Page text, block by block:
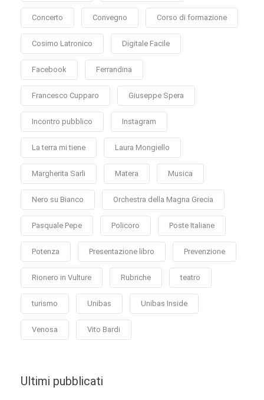
Concerto Convegno Corso di formazione
Cosimo Latronico Digitale Facile
Facebook Ferrandina
Francesco Cupparo Giuseppe Spera
Incontro pubblico Instagram
La terra mi tiene Laura Mongiello
Margherita Sarli Matera Musica
Nero su Bianco Orchestra della Magna Grecia
Pasquale Pepe Policoro Poste Italiane
Potenza Presentazione libro Prevenzione
Rionero in Vulture Rubriche teatro
turismo Unibas Unibas Inside
Venosa Vito Bardi
Ultimi pubblicati